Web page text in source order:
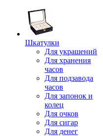
Шкатулки
Для украшений
Для хранения
часов
Для подзавода
часов
Для запонок и
колец
Для очков
Для сигар
Для денег